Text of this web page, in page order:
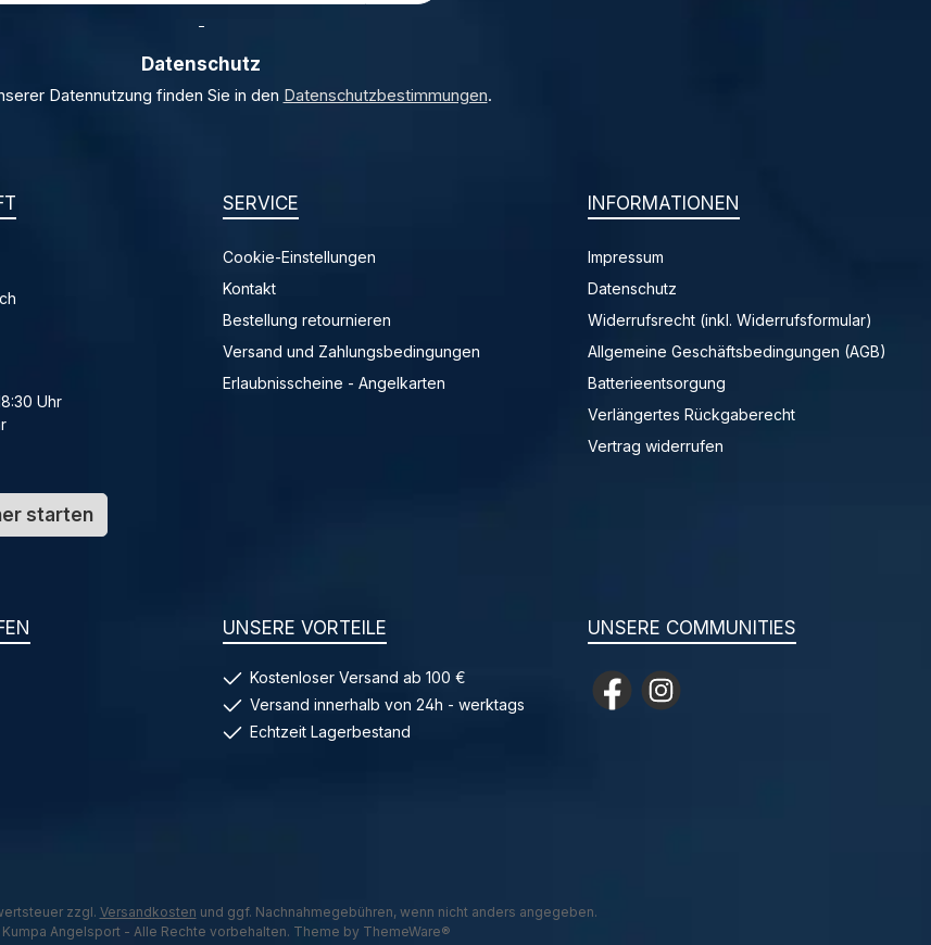
Datenschutz
Datennutzung finden Sie in den Datenschutzbestimmungen.
Uhr
starten
SERVICE
Cookie-Einstellungen
Kontakt
Bestellung retournieren
Versand und Zahlungsbedingungen
Erlaubnisscheine - Angelkarten
INFORMATIONEN
Impressum
Datenschutz
Widerrufsrecht (inkl. Widerrufsformular)
Allgemeine Geschäftsbedingungen (AGB)
Batterieentsorgung
Verlängertes Rückgaberecht
Vertrag widerrufen
UNSERE VORTEILE
Kostenloser Versand ab 100 €
Versand innerhalb von 24h - werktags
Echtzeit Lagerbestand
UNSERE COMMUNITIES
FacebookInstagram
zzgl. Versandkosten und ggf. Nachnahmegebühren, wenn nicht anders angegeben.
Angelsport - Alle Rechte vorbehalten. Theme by ThemeWare®